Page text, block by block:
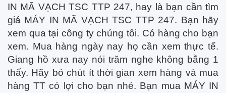
IN MÃ VẠCH TSC TTP 247, hay là bạn cần tìm
giá MÁY IN MÃ VẠCH TSC TTP 247. Bạn hãy
xem qua tại công ty chúng tôi. Có hàng cho bạn
xem. Mua hàng ngày nay họ cần xem thực tế.
Giang hồ xưa nay nói trăm nghe không bằng 1
thấy. Hãy bỏ chút ít thời gian xem hàng và mua
hàng TT có lợi cho bạn nhé. Bạn mua MÁY IN